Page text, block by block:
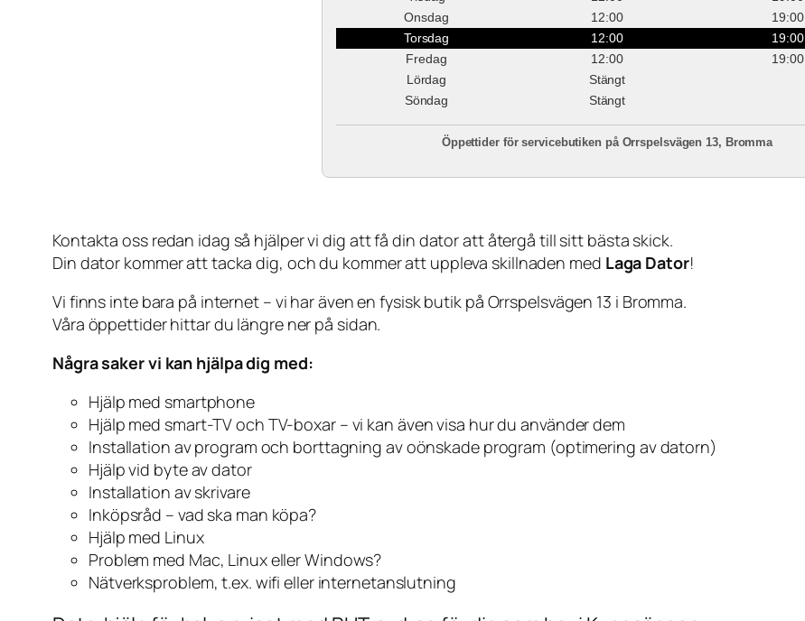
Onsdag
12:00
19:00
Torsdag
12:00
19:00
Fredag
12:00
19:00
Lördag
Stängt
Söndag
Stängt
Öppettider för servicebutiken på Orrspelsvägen 13, Bromma
Kontakta oss redan idag så hjälper vi dig att få din dator att återgå till sitt bästa skick.
Din dator kommer att tacka dig, och du kommer att uppleva skillnaden med Laga Dator!
Vi finns inte bara på internet – vi har även en fysisk butik på Orrspelsvägen 13 i Bromma.
Våra öppettider hittar du längre ner på sidan.
Några saker vi kan hjälpa dig med:
Hjälp med smartphone
Hjälp med smart-TV och TV-boxar – vi kan även visa hur du använder dem
Installation av program och borttagning av oönskade program (optimering av datorn)
Hjälp vid byte av dator
Installation av skrivare
Inköpsråd – vad ska man köpa?
Hjälp med Linux
Problem med Mac, Linux eller Windows?
Nätverksproblem, t.ex. wifi eller internetanslutning